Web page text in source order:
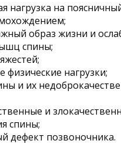
нагрузка на
образ жизни и
спины;
физические нагрузки;
и их
и
спины;
дефект позвоночника.